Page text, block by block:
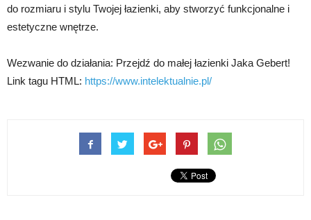
do rozmiaru i stylu Twojej łazienki, aby stworzyć funkcjonalne i
estetyczne wnętrze.
Wezwanie do działania: Przejdź do małej łazienki Jaka Gebert!
Link tagu HTML: https://www.intelektualnie.pl/